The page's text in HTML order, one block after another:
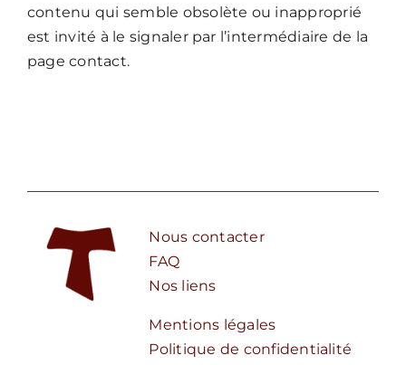
contenu qui semble obsolète ou inapproprié
est invité à le signaler par l’intermédiaire de la
page contact.
Nous contacter
FAQ
Nos liens
Mentions légales
Politique de confidentialité